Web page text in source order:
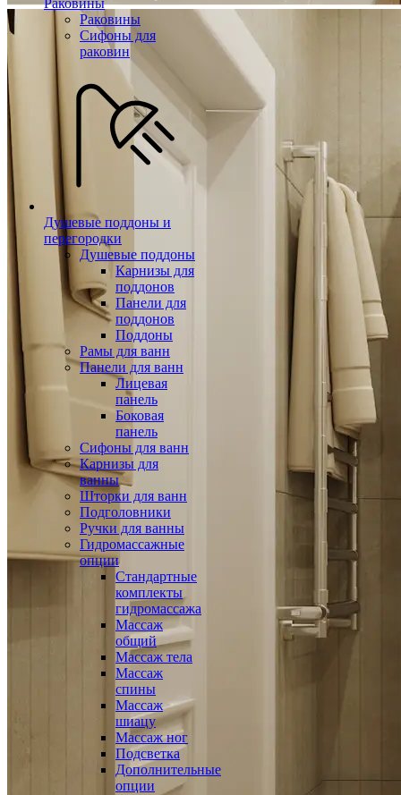
Раковины
Раковины
Сифоны для
раковин
Душевые поддоны и
перегородки
Душевые поддоны
Карнизы для
поддонов
Панели для
поддонов
Поддоны
Рамы для ванн
Панели для ванн
Лицевая
панель
Боковая
панель
Сифоны для ванн
Карнизы для
ванны
Шторки для ванн
Подголовники
Ручки для ванны
Гидромассажные
опции
Стандартные
комплекты
гидромассажа
Массаж
общий
Массаж тела
Массаж
спины
Массаж
шиацу
Массаж ног
Подсветка
Дополнительные
опции